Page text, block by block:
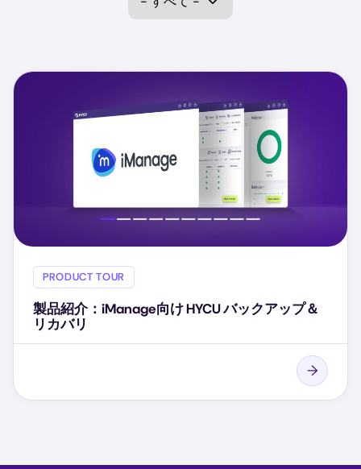
PRODUCT TOUR
製品紹介：iManage向け HYCU バックアップ＆
リカバリ